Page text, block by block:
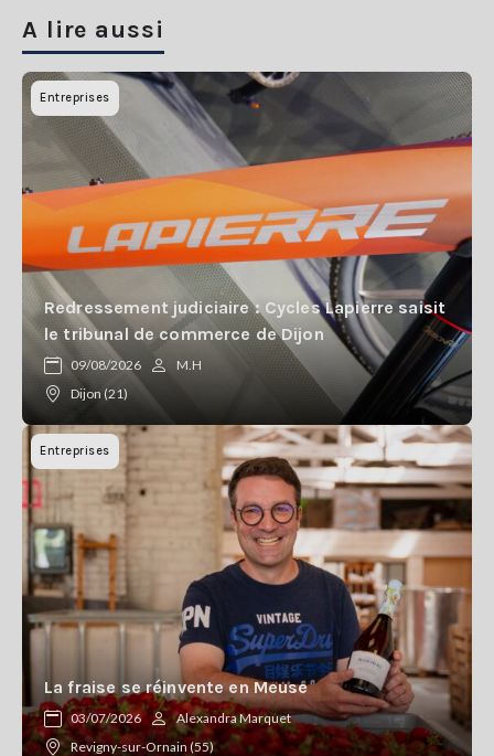
A lire aussi
Entreprises
Redressement judiciaire : Cycles Lapierre saisit
le tribunal de commerce de Dijon
09/08/2026
M.H
Dijon (21)
Entreprises
La fraise se réinvente en Meuse
03/07/2026
Alexandra Marquet
Revigny-sur-Ornain (55)